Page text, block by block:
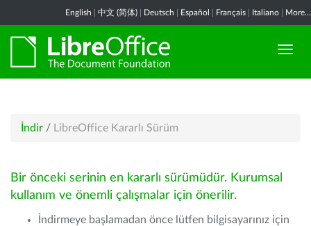
English 中文 (简体) Deutsch Español Français Italiano More...
İndir / LibreOffice Kararlı Sürüm
Bir önceki serinin en kararlı sürümüdür. Kurumsal
kullanım ve önemli çalışmalar için önerilir.
İndirmeye başlamadan önce lütfen bilgisayarınız için